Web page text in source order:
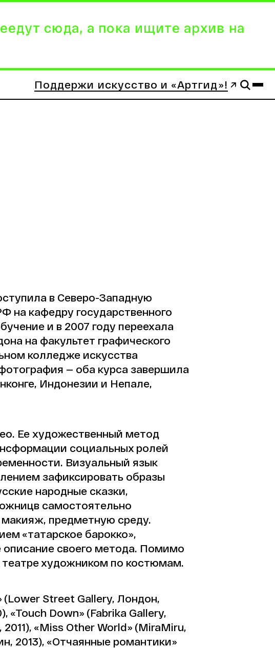
сюда, а пока ищите архив на
Поддержи искусство и «Артгид»!
в Северо-Западную
на кафедру государственного
и в 2007 году переехала
на факультет графического
колледже искусства
— оба курса завершила
Индонезии и Непале,
Ее художественный метод
социальных ролей
Визуальный язык
зафиксировать образы
народные сказки,
самостоятельно
предметную среду.
«татарское барокко»,
своего метода. Помимо
театре художником по костюмам.
(Lower Street Gallery, Лондон,
«Touch Down» (Fabrika Gallery,
«Miss Other World» (MiraMiru,
2013), «Отчаянные романтики»